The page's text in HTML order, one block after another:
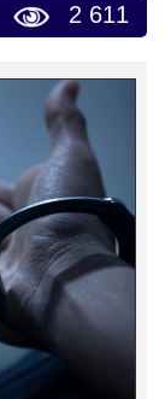
2 611